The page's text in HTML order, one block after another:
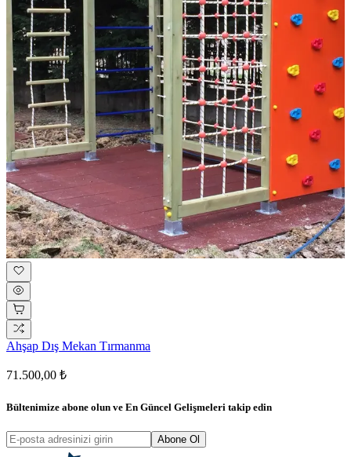
Ahşap Dış Mekan Tırmanma
71.500,00 ₺
Bültenimize abone olun ve En Güncel Gelişmeleri takip edin
Abone Ol